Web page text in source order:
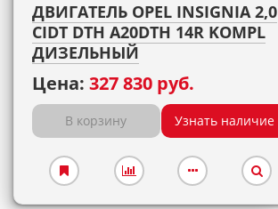
ДВИГАТЕЛЬ OPEL INSIGNIA 2,0
CIDT DTH A20DTH 14R KOMPL
ДИЗЕЛЬНЫЙ
Цена: 327 830 руб.
В корзину Узнать наличие